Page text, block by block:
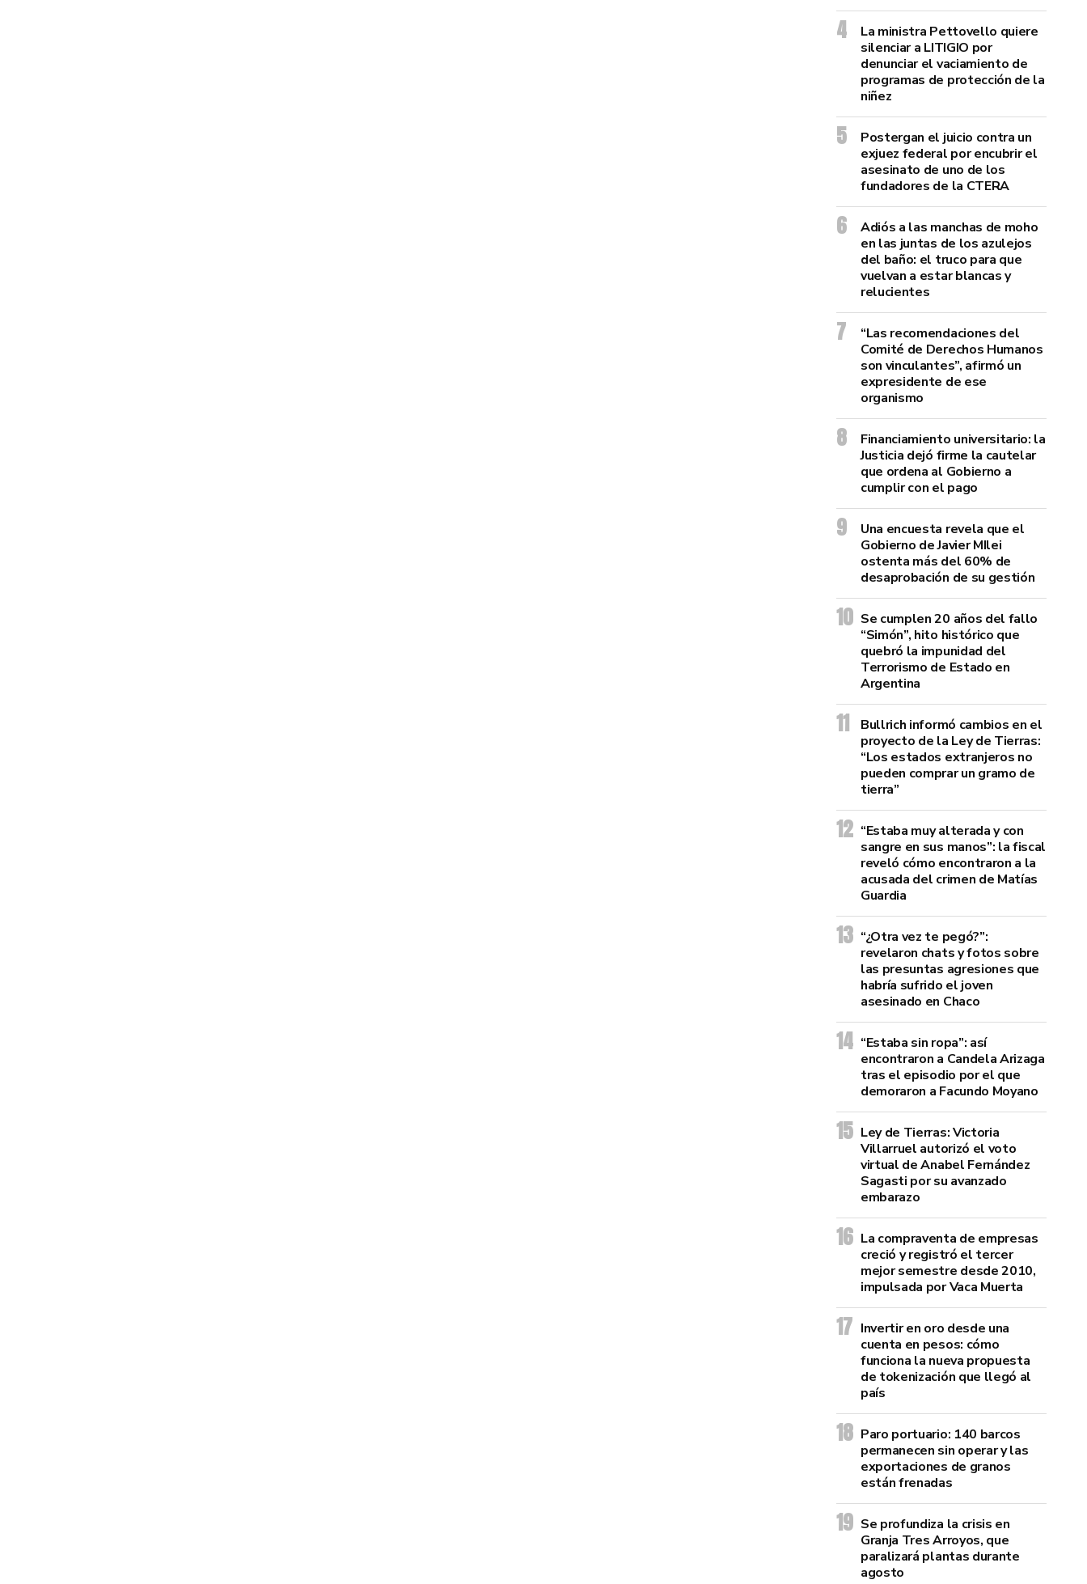
La ministra Pettovello quiere
silenciar a LITIGIO por
denunciar el vaciamiento de
programas de protección de la
niñez
Postergan el juicio contra un
exjuez federal por encubrir el
asesinato de uno de los
fundadores de la CTERA
Adiós a las manchas de moho
en las juntas de los azulejos
del baño: el truco para que
vuelvan a estar blancas y
relucientes
“Las recomendaciones del
Comité de Derechos Humanos
son vinculantes”, afirmó un
expresidente de ese
organismo
Financiamiento universitario: la
Justicia dejó firme la cautelar
que ordena al Gobierno a
cumplir con el pago
Una encuesta revela que el
Gobierno de Javier MIlei
ostenta más del 60% de
desaprobación de su gestión
Se cumplen 20 años del fallo
“Simón”, hito histórico que
quebró la impunidad del
Terrorismo de Estado en
Argentina
Bullrich informó cambios en el
proyecto de la Ley de Tierras:
“Los estados extranjeros no
pueden comprar un gramo de
tierra”
“Estaba muy alterada y con
sangre en sus manos”: la fiscal
reveló cómo encontraron a la
acusada del crimen de Matías
Guardia
“¿Otra vez te pegó?”:
revelaron chats y fotos sobre
las presuntas agresiones que
habría sufrido el joven
asesinado en Chaco
“Estaba sin ropa”: así
encontraron a Candela Arizaga
tras el episodio por el que
demoraron a Facundo Moyano
Ley de Tierras: Victoria
Villarruel autorizó el voto
virtual de Anabel Fernández
Sagasti por su avanzado
embarazo
La compraventa de empresas
creció y registró el tercer
mejor semestre desde 2010,
impulsada por Vaca Muerta
Invertir en oro desde una
cuenta en pesos: cómo
funciona la nueva propuesta
de tokenización que llegó al
país
Paro portuario: 140 barcos
permanecen sin operar y las
exportaciones de granos
están frenadas
Se profundiza la crisis en
Granja Tres Arroyos, que
paralizará plantas durante
agosto